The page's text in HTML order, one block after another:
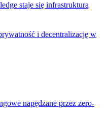
staje się infrastrukturą
i decentralizację w
napędzane przez zero-